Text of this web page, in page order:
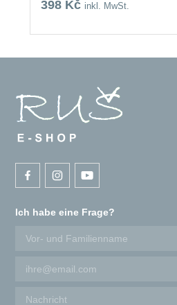
398 Kč inkl. MwSt.
Ich habe eine Frage?